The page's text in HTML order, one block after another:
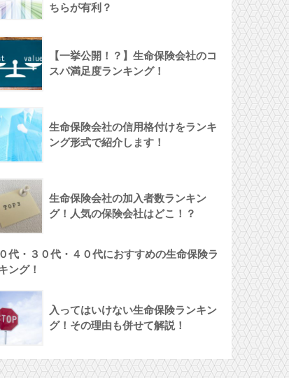
ちらが有利？
【一挙公開！？】生命保険会社のコ
スパ満足度ランキング！
生命保険会社の信用格付けをランキ
ング形式で紹介します！
生命保険会社の加入者数ランキン
グ！人気の保険会社はどこ！？
代・３０代・４０代におすすめの生命保険ラ
ング！
入ってはいけない生命保険ランキン
グ！その理由も併せて解説！